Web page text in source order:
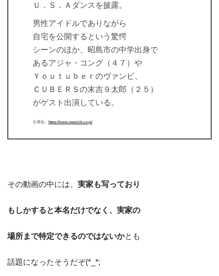
Ｕ．Ｓ．Ａダンスを披露。
男性アイドルでありながら
自宅を公開するという驚愕
シーンのほか、昭島市の中学出身で
あるアジャ・コング（４７）や
Ｙｏｕｔｕｂｅｒのヴァンビ、
ＣＵＢＥＲＳの末吉９太郎（２５）
がゲスト出演している。
引用先： https://www.sponichi.co.jp/
その動画の中には、 実家も写っており
もしかすると本名だけでなく、実家の
場所まで特定できるのではないかとも
話題になったそうだぞ(*_*;